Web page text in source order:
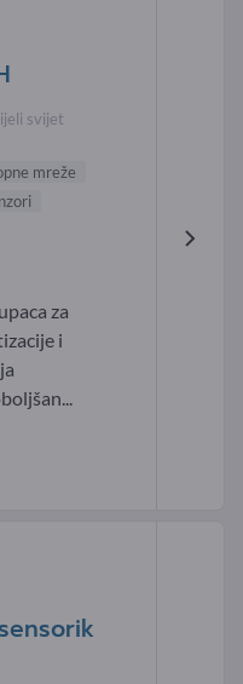
svijet
mreže
za
i